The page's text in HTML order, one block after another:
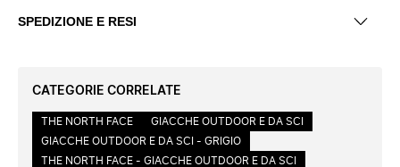
SPEDIZIONE E RESI
CATEGORIE CORRELATE
THE NORTH FACE
GIACCHE OUTDOOR E DA SCI
GIACCHE OUTDOOR E DA SCI - GRIGIO
THE NORTH FACE - GIACCHE OUTDOOR E DA SCI